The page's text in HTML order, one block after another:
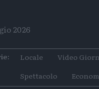
2026
Locale Video
Spettacolo